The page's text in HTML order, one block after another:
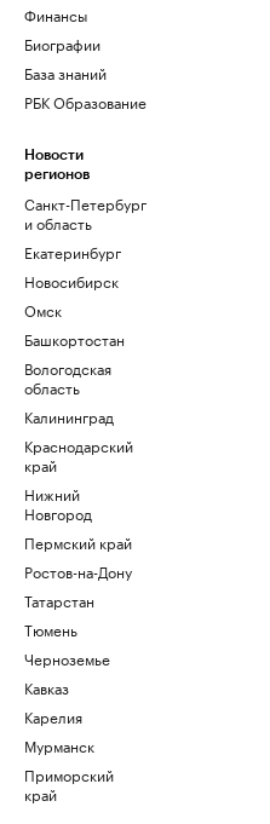
Финансы
Биографии
База знаний
РБК Образование
Новости
регионов
Санкт-Петербург
и область
Екатеринбург
Новосибирск
Омск
Башкортостан
Вологодская
область
Калининград
Краснодарский
край
Нижний
Новгород
Пермский край
Ростов-на-Дону
Татарстан
Тюмень
Черноземье
Кавказ
Карелия
Мурманск
Приморский
край